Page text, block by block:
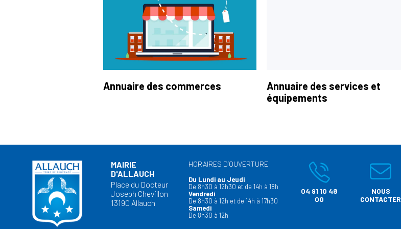
Annuaire des commerces
Annuaire des services et
équipements
MAIRIE
D'ALLAUCH
Place du Docteur
Joseph Chevillon
13190 Allauch
HORAIRES D’OUVERTURE
Du Lundi au Jeudi
De 8h30 à 12h30 et de 14h à 18h
Vendredi
De 8h30 à 12h et de 14h à 17h30
Samedi
De 8h30 à 12h
04 91 10 48
00
NOUS
CONTACTER